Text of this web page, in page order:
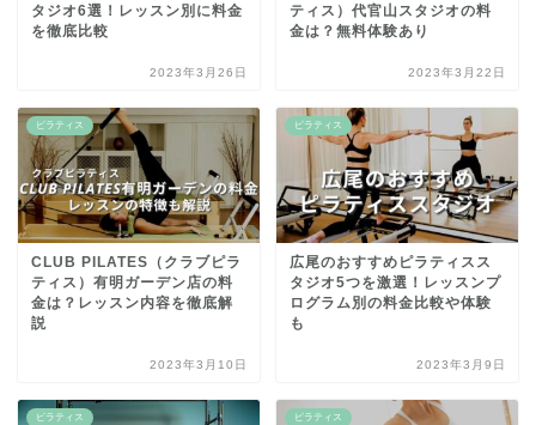
タジオ6選！レッスン別に料金
を徹底比較
2023年3月26日
ティス）代官山スタジオの料
金は？無料体験あり
2023年3月22日
ピラティス
CLUB PILATES（クラブピラ
ティス）有明ガーデン店の料
金は？レッスン内容を徹底解
説
2023年3月10日
ピラティス
広尾のおすすめピラティスス
タジオ5つを激選！レッスンプ
ログラム別の料金比較や体験
も
2023年3月9日
ピラティス ピラティス